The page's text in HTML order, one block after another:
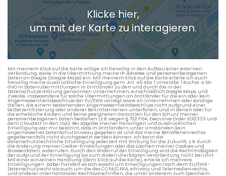
+ Aktuellen Standort hinzufügen
Die berechneten Anreisezeiten basieren auf den
Verkehrsdaten eines typischen Dienstag morgens um 8:30.
Klicke hier,
um mit der Karte zu interagieren.
Mit meinem Klick auf die Karte willige ich freiwillig in den Aufbau einer externen
Verbindung, sowie in die Übermittlung meine IP-Adresse und personenbezogenen
Daten an Google (Google Maps) ein. Mit meinem Klick auf die Karte erteile ich auch
freiwillig meine ausdrückliche Einwilligung gem. Art. 49 Abs. 1 Unterabs. 1 Buchst. a DS-
GVO in Datenübermittlungen in Drittländer zu den und durch die in der
Datenschutzerklärung genannten Unternehmen, einschließlich Google Maps, und
Zwecke, insbesondere für solche Übermittlungen an Drittländer für die ein oder kein
Angemessenheitsbeschluss der EU/EWR vorliegt sowie an Unternehmen oder sonstige
Stellen, die einem bestehenden Angemessenheitsbeschluss nicht aufgrund einer
Selbstzertifizierung oder anderer Beitrittskriterien unterfallen, und in denen oder für
die erhebliche Risiken und keine geeigneten Garantien für den Schutz meiner
personenbezogenen Daten bestehen (z.B. wegen § 702 FISA, Executive Order EO12333 und
dem CloudAct in den USA). Bei Abgabe meiner freiwilligen und ausdrücklichen
Einwilligung war mir bekannt, dass in Drittländern unter Umständen kein
angemessenes Datenschutzniveau gegeben ist und das meine Betroffenenrechte
gegebenenfalls nicht durchgesetzt werden können. Ich kann die
datenschutzrechtliche Einwilligung jederzeit mit Wirkung für die Zukunft, z.B. durch
die Änderung meiner Cookie-Einstellungen oder das Löschen meiner Cookies und
Browserdaten, widerrufen. Durch den Widerruf der Einwilligung wird die Rechtmäßigkeit
der aufgrund der Einwilligung bis zum Widerruf erfolgten Verarbeitung nicht berührt.
Mit einer einzelnen Handlung (dem Klick auf die Karte), erteile ich mehrere
Einwilligungen. Dabei handelt es sich sowohl um Einwilligungen nach dem EU/EWR-
Datenschutzrecht als auch um die des CCPA/CPRA, ePrivacy und Telemedienrechts,
und anderer internationaler Rechtsvorschriften, die unter anderem zum Speichern